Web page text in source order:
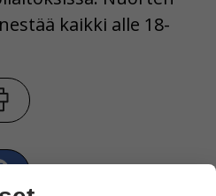
kaikki alle 18-